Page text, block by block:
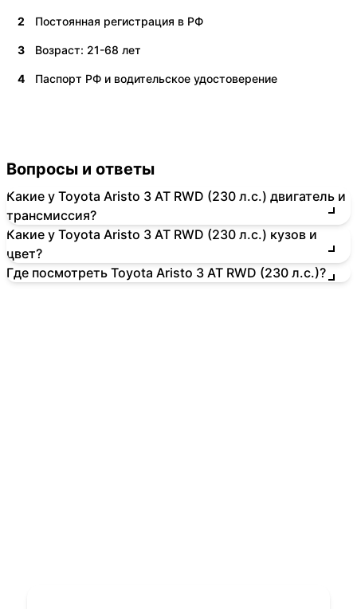
2 Постоянная регистрация в РФ
3 Возраст: 21-68 лет
4 Паспорт РФ и водительское удостоверение
Вопросы и ответы
Какие у Toyota Aristo 3 AT RWD (230 л.с.) двигатель и
трансмиссия?
Какие у Toyota Aristo 3 AT RWD (230 л.с.) кузов и
цвет?
Где посмотреть Toyota Aristo 3 AT RWD (230 л.с.)?